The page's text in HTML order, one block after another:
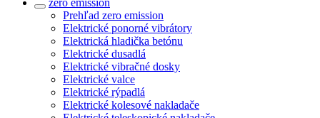
zero emission
Prehľad zero emission
Elektrické ponorné vibrátory
Elektrická hladička betónu
Elektrické dusadlá
Elektrické vibračné dosky
Elektrické valce
Elektrické rýpadlá
Elektrické kolesové nakladače